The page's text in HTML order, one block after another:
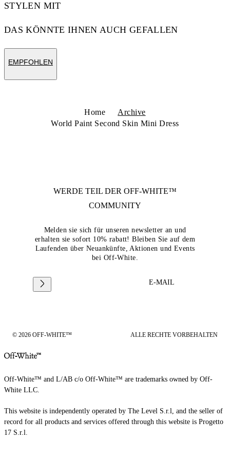
STYLEN MIT
DAS KÖNNTE IHNEN AUCH GEFALLEN
EMPFOHLEN
Home
Archive
World Paint Second Skin Mini Dress
WERDE TEIL DER OFF-WHITE™
COMMUNITY
Melden sie sich für unseren newsletter an und
erhalten sie sofort 10% rabatt! Bleiben Sie auf dem
Laufenden über Neuankünfte, Aktionen und Events
bei Off-White.
E-MAIL
© 2026 OFF-WHITE™ ALLE RECHTE VORBEHALTEN
Off-White™ and L/AB c/o Off-White™ are trademarks owned by Off-
White LLC.
This website is independently operated by The Level S.r.l, and the seller of
record for all products and services offered through this website is Progetto
17 S.r.l.